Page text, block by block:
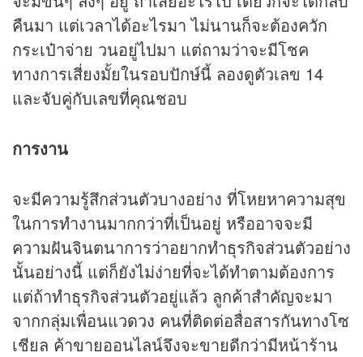
คืนมา แต่เวลาได้อะไรมา ไม่นานก็จะต้องควัก
กระเป๋าจ่าย วนอยู่ไปมา แต่ถามว่าจะมีโชค
ทางการเสี่ยงมั้ยในรอบปักษ์นี้ ลองดูตัวเลข 14
และจับคู่กับเลขที่คุณชอบ
การงาน
จะมีความรู้สึกส่วนตัวบางอย่าง ที่โหยหาความสุข
ในการทำงานมากกว่าที่เป็นอยู่ หรืออาจจะมี
ความฝันจินตนาการว่าอยากทำธุรกิจส่วนตัวอย่าง
นั้นอย่างนี้ แต่ก็ยังไม่ง่ายที่จะได้ทำตามต้องการ
แต่ถ้าทำธุรกิจส่วนตัวอยู่แล้ว ลูกค้าสำคัญจะมา
จากกลุ่มเพื่อนแวดวง คนที่ติดต่อสื่อสารกันทางโซ
เชียล ค้าขายออนไลน์จึงจะขายดีกว่ามีหน้าร้าน